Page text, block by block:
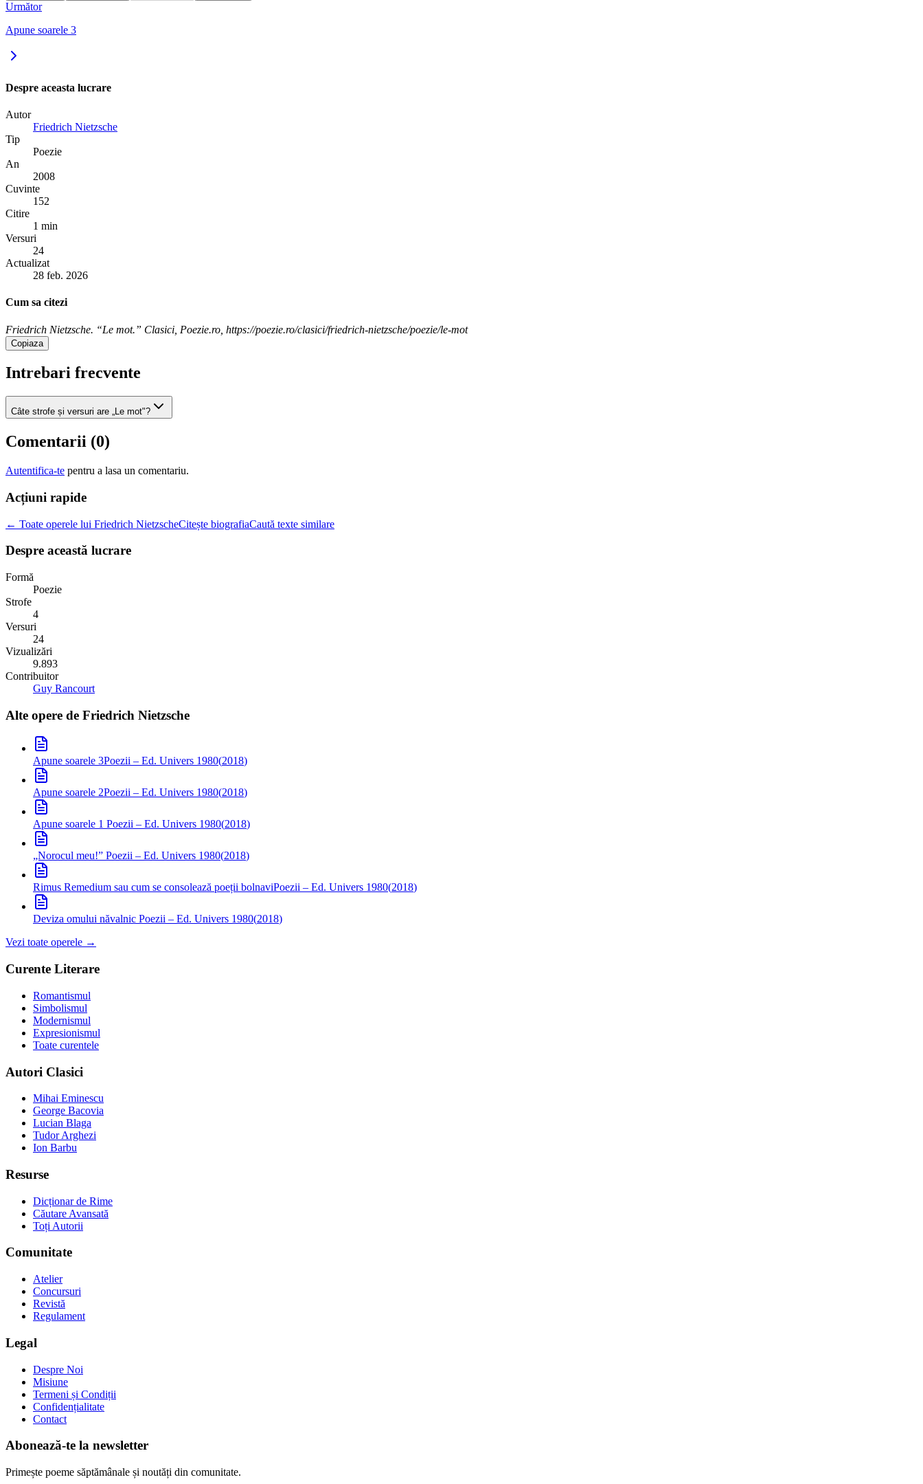
Următor
Apune soarele 3
Despre aceasta lucrare
Autor
Friedrich Nietzsche
Tip
Poezie
An
2008
Cuvinte
152
Citire
1 min
Versuri
24
Actualizat
28 feb. 2026
Cum sa citezi
Friedrich Nietzsche. “Le mot.” Clasici, Poezie.ro, https://poezie.ro/clasici/friedrich-nietzsche/poezie/le-mot
Copiaza
Intrebari frecvente
Câte strofe și versuri are „Le mot"?
Comentarii (0)
Autentifica-te pentru a lasa un comentariu.
Acțiuni rapide
← Toate operele lui Friedrich NietzscheCitește biografiaCaută texte similare
Despre această lucrare
Formă
Poezie
Strofe
4
Versuri
24
Vizualizări
9.893
Contribuitor
Guy Rancourt
Alte opere de Friedrich Nietzsche
Apune soarele 3Poezii – Ed. Univers 1980(2018)
Apune soarele 2Poezii – Ed. Univers 1980(2018)
Apune soarele 1 Poezii – Ed. Univers 1980(2018)
„Norocul meu!” Poezii – Ed. Univers 1980(2018)
Rimus Remedium sau cum se consolează poeții bolnaviPoezii – Ed. Univers 1980(2018)
Deviza omului năvalnic Poezii – Ed. Univers 1980(2018)
Vezi toate operele →
Curente Literare
Romantismul
Simbolismul
Modernismul
Expresionismul
Toate curentele
Autori Clasici
Mihai Eminescu
George Bacovia
Lucian Blaga
Tudor Arghezi
Ion Barbu
Resurse
Dicționar de Rime
Căutare Avansată
Toți Autorii
Comunitate
Atelier
Concursuri
Revistă
Regulament
Legal
Despre Noi
Misiune
Termeni și Condiții
Confidențialitate
Contact
Abonează-te la newsletter
Primește poeme săptămânale și noutăți din comunitate.